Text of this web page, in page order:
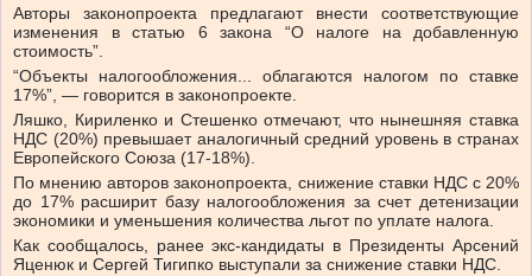
Авторы законопроекта предлагают внести соответствующие
изменения в статью 6 закона “О налоге на добавленную
стоимость”.
“Объекты налогообложения... облагаются налогом по ставке
17%”, — говорится в законопроекте.
Ляшко, Кириленко и Стешенко отмечают, что нынешняя ставка
НДС (20%) превышает аналогичный средний уровень в странах
Европейского Союза (17-18%).
По мнению авторов законопроекта, снижение ставки НДС с 20%
до 17% расширит базу налогообложения за счет детенизации
экономики и уменьшения количества льгот по уплате налога.
Как сообщалось, ранее экс-кандидаты в Президенты Арсений
Яценюк и Сергей Тигипко выступали за снижение ставки НДС.